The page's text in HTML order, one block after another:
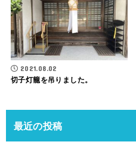
2021.08.02
切子灯籠を吊りました。
最近の投稿